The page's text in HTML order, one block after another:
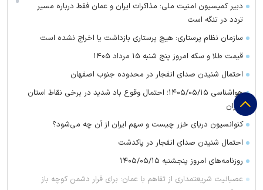
دبیر کمیسیون امنیت ملی: مذاکرات ایران و عمان فقط درباره مسیر
تردد در تنگه است
سازمان نظام پرستاری: هیچ پرستاری بازداشت یا اخراج نشده است
قیمت طلا و سکه امروز پنج شنبه ۱۵ مرداد ۱۴۰۵
احتمال شنیدن صدای انفجار در محدوده جنوب اصفهان
هواشناسی ۱۴۰۵/۰۵/۱۵؛ احتمال وقوع باد شدید در برخی نقاط استان
تهران
کنوانسیون دریای خزر چیست و سهم ایران از آن چه می‌شود؟
احتمال شنیدن صدای انفجار در پاکدشت
روزنامه‌های امروز پنجشنبه ۱۴۰۵/۰۵/۱۵
عصبانیت شریعتمداری از تفاهم با عمان: برای فرار دشمن کوچه باز